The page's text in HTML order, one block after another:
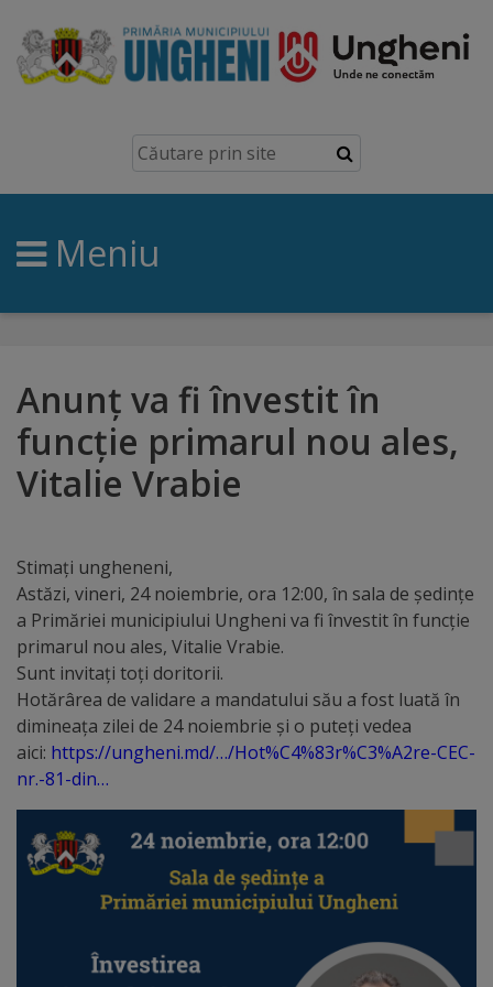
Ungheni
Prezentare
generală
Simbolurile
brand
Orașe
înfrățite
Cetățeni
de
onoare
Deținători
ai
titlului
„Merite
pentru
Meniu
Anunț va fi învestit în
funcție primarul nou ales,
Vitalie Vrabie
Stimați ungheneni,
Astăzi, vineri, 24 noiembrie, ora 12:00, în sala de ședințe
a Primăriei municipiului Ungheni va fi învestit în funcție
primarul nou ales, Vitalie Vrabie.
Sunt invitați toți doritorii.
Hotărârea de validare a mandatului său a fost luată în
dimineața zilei de 24 noiembrie și o puteți vedea
aici: https://ungheni.md/…/Hot%C4%83r%C3%A2re-CEC-
nr.-81-din…